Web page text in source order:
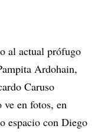
al actual prófugo
Ardohain,
Caruso
en fotos, en
espacio con Diego